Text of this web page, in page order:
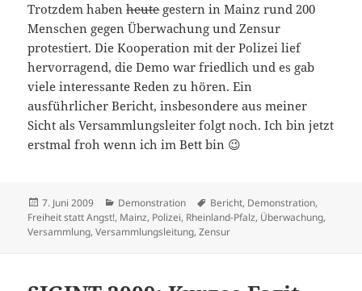
Trotzdem habenheutegestern in Mainz rund 200
Menschen gegen Überwachung und Zensur
protestiert. Die Kooperation mit der Polizei lief
hervorragend, die Demo war friedlich und es gab
viele interessante Reden zu hören. Ein
ausführlicher Bericht, insbesondere aus meiner
Sicht als Versammlungsleiter folgt noch. Ich bin jetzt
erstmal froh wenn ich im Bett bin 😉
Veröffentlicht
am
7. Juni 2009 Kategorien
Demonstration Schlagwörter
Bericht, Demonstration,
Freiheit statt Angst!, Mainz, Polizei, Rheinland-Pfalz, Überwachung,
Versammlung,Versammlungsleitung,Zensur